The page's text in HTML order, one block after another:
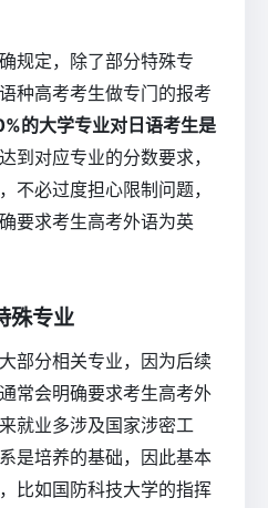
规定，除了部分特殊专
种高考考生做专门的报考
的大学专业对日语考生是
到对应专业的分数要求，
不必过度担心限制问题，
要求考生高考外语为英
殊专业
部分相关专业，因为后续
常会明确要求考生高考外
就业多涉及国家涉密工
是培养的基础，因此基本
比如国防科技大学的指挥